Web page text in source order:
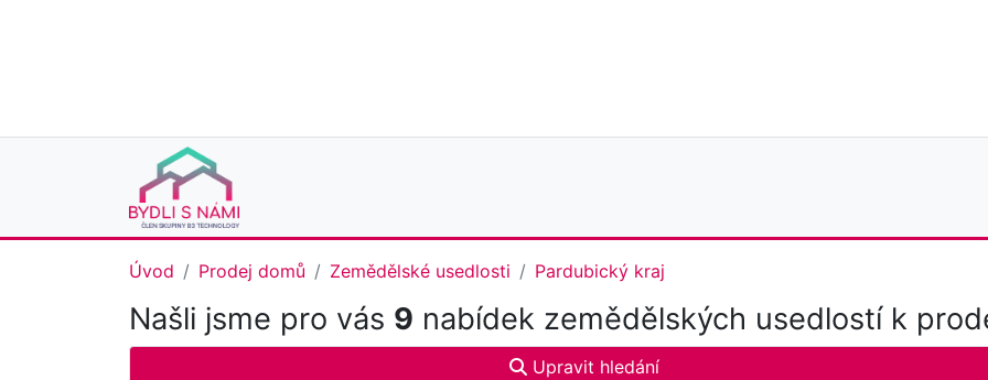
Úvod Prodej domů Zemědělské usedlosti Pardubický kraj
Našli jsme pro vás 9 nabídek zemědělských usedlostí k
Upravit hledání